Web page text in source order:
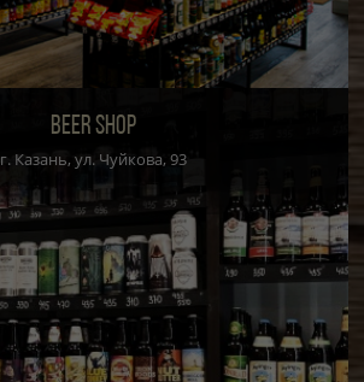
BEER SHOP
г. Казань, ул. Чуйкова, 93